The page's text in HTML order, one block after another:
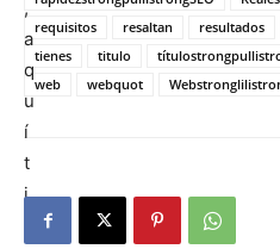
requisitos
resaltan resultados
tienes
titulo
web
webquot